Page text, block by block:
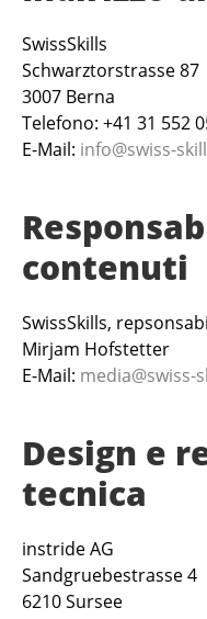
SwissSkills
Schwarztorstrasse 87
3007 Berna
Telefono: +41 31 552
E-Mail: info@swiss-
contenuti
SwissSkills,
Mirjam Hofstetter
E-Mail: media@swiss-
Design e
tecnica
instride AG
Sandgruebestrasse 4
6210 Sursee